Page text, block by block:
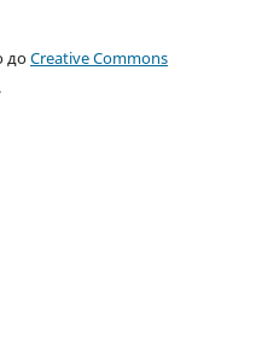
доCreative Commons